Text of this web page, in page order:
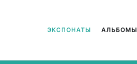
ЭКСПОНАТЫ АЛЬБОМЫ